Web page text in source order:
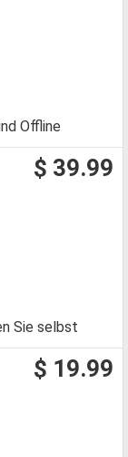
Offline
$ 39.99
Sie selbst
$ 19.99